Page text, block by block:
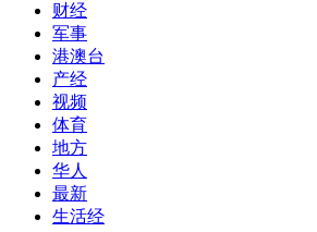
财经
军事
港澳台
产经
视频
体育
地方
华人
最新
生活经